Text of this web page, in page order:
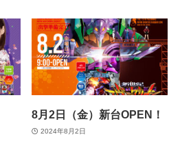
8月2日（金）新台OPEN！
2024年8月2日